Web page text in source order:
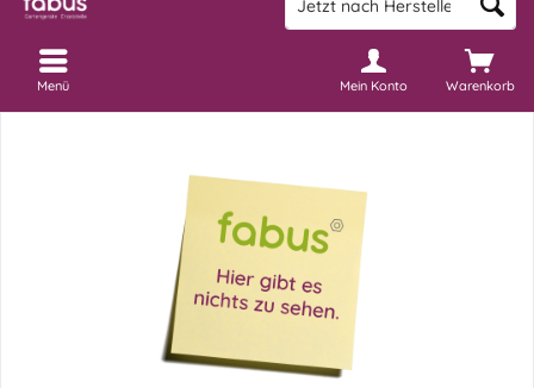
Warenkorb
Mein Konto
Menü